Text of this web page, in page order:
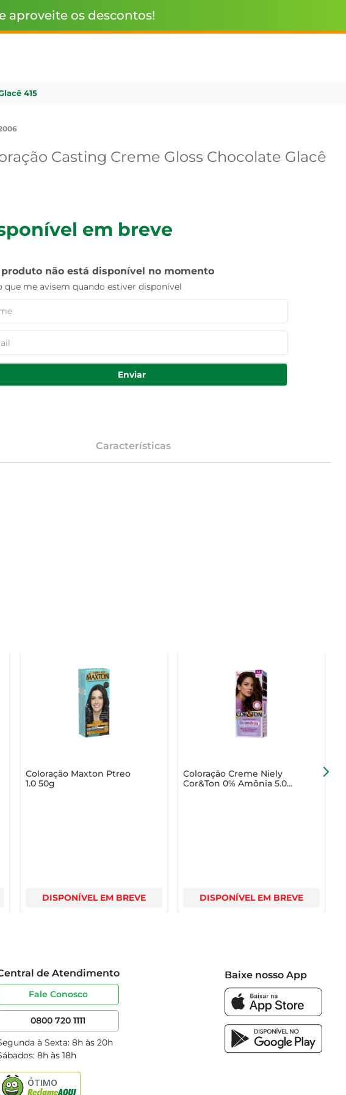
aproveite os descontos!
415
Casting Creme Gloss Chocolate Glacê
em breve
produto não está disponível no momento
que me avisem quando estiver disponível
Enviar
Características
Coloração Maxton Ptreo
1.0 50g
DISPONÍVEL EM BREVE
Coloração Creme Niely
Cor&Ton 0% Amônia 5.0
DISPONÍVEL EM BREVE
de Atendimento
Fale Conosco
0800 720 1111
à Sexta: 8h às 20h
8h às 18h
Baixe nosso App